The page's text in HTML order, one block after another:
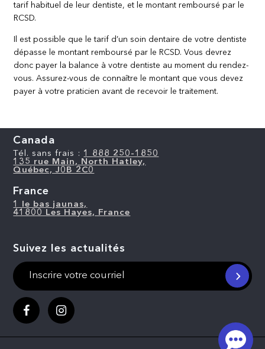
tarif habituel de leur dentiste, et le montant remboursé par le
RCSD.
Il est possible que le tarif d’un soin dentaire de votre dentiste
dépasse le montant remboursé par le RCSD. Vous devrez
donc payer la balance à votre dentiste au moment du rendez-
vous. Assurez-vous de connaître le montant que vous devez
payer à votre praticien avant de recevoir le traitement.
Canada
Tél. sans frais : 1 888 250-1850
135 rue Main, North Hatley,
Québec, J0B 2C0
France
1 le bas jaunas,
41800 Les Hayes, France
Suivez les actualités